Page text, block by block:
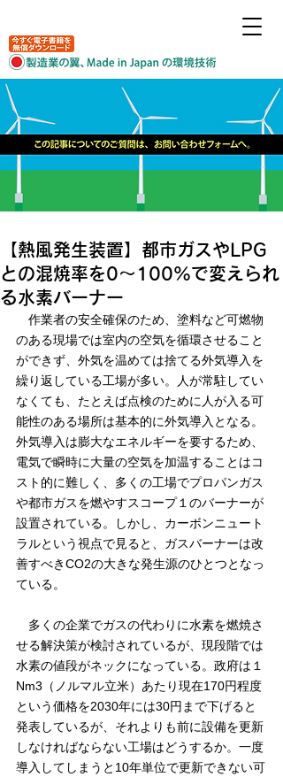
【熱風発生装置】都市ガスやLPG
との混焼率を0～100%で変えられ
る水素バーナー
作業者の安全確保のため、塗料など可燃物
のある現場では室内の空気を循環させること
ができず、外気を温めては捨てる外気導入を
繰り返している工場が多い。人が常駐してい
なくても、たとえば点検のために人が入る可
能性のある場所は基本的に外気導入となる。
外気導入は膨大なエネルギーを要するため、
電気で瞬時に大量の空気を加温することはコ
スト的に難しく、多くの工場でプロパンガス
や都市ガスを燃やすスコープ１のバーナーが
設置されている。しかし、カーボンニュート
ラルという視点で見ると、ガスバーナーは改
善すべきCO2の大きな発生源のひとつとなっ
ている。
多くの企業でガスの代わりに水素を燃焼さ
せる解決策が検討されているが、現段階では
水素の値段がネックになっている。政府は１
Nm3（ノルマル立米）あたり現在170円程度
という価格を2030年には30円まで下げると
発表しているが、それよりも前に設備を更新
しなければならない工場はどうするか。一度
導入してしまうと10年単位で更新できない可